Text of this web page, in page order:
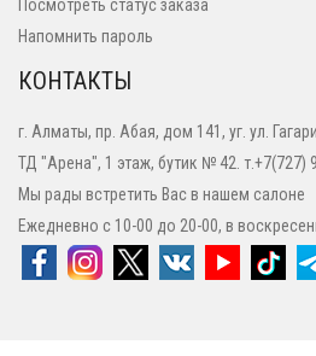
Посмотреть статус заказа
Напомнить пароль
КОНТАКТЫ
г. Алматы, пр. Абая, дом 141, уг. ул.
ТД "Арена", 1 этаж, бутик № 42. т.+7(727)
Мы рады встретить Вас в нашем салоне
Ежедневно с 10-00 до 20-00, в